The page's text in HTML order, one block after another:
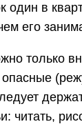
один в
его
только
опасные
читать,